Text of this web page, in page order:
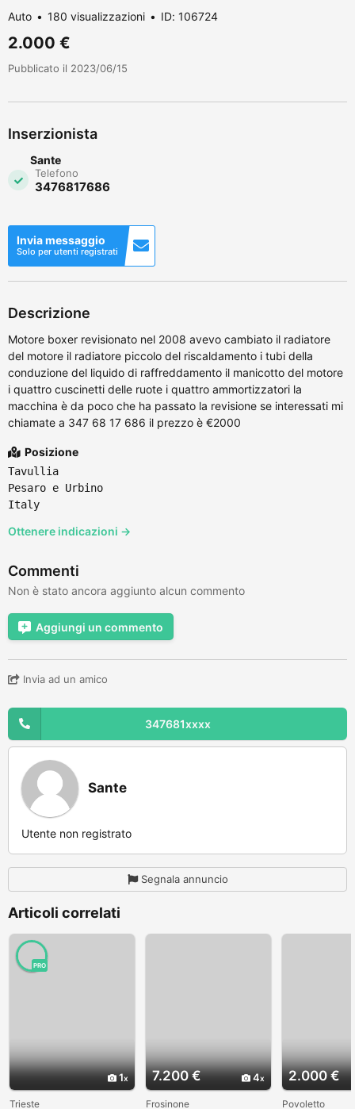
Auto 180 visualizzazioni ID: 106724
2.000 €
Pubblicato il 2023/06/15
Inserzionista
Sante
Telefono
3476817686
Invia messaggio
Solo per utenti registrati
Descrizione
Motore boxer revisionato nel 2008 avevo cambiato il radiatore
del motore il radiatore piccolo del riscaldamento i tubi della
conduzione del liquido di raffreddamento il manicotto del motore
i quattro cuscinetti delle ruote i quattro ammortizzatori la
macchina è da poco che ha passato la revisione se interessati mi
chiamate a 347 68 17 686 il prezzo è €2000
Posizione
Tavullia
Pesaro e Urbino
Italy
Ottenere indicazioni →
Commenti
Non è stato ancora aggiunto alcun commento
Aggiungi un commento
Invia ad un amico
347681xxxx
Sante
Utente non registrato
Segnala annuncio
Articoli correlati
1
PRO
Trieste
7.200 € 4
Frosinone
2.000 €
Povoletto